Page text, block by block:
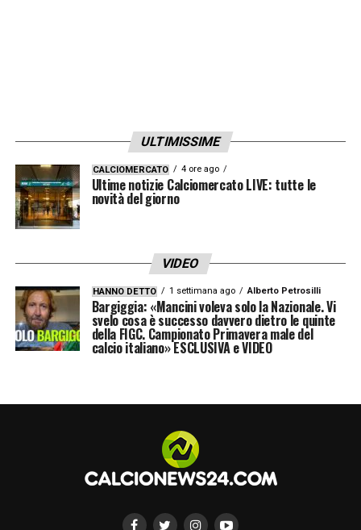
ULTIMISSIME
CALCIOMERCATO 4 ore ago
Ultime notizie Calciomercato LIVE: tutte le
novità del giorno
VIDEO
HANNO DETTO 1 settimana ago Alberto Petrosilli
Bargiggia: «Mancini voleva solo la Nazionale. Vi
svelo cosa è successo davvero dietro le quinte
della FIGC. Campionato Primavera male del
calcio italiano» ESCLUSIVA e VIDEO